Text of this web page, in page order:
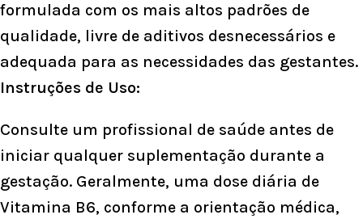
formulada com os mais altos padrões de
qualidade, livre de aditivos desnecessários e
adequada para as necessidades das gestantes.
Instruções de Uso:
Consulte um profissional de saúde antes de
iniciar qualquer suplementação durante a
gestação. Geralmente, uma dose diária de
Vitamina B6, conforme a orientação médica,